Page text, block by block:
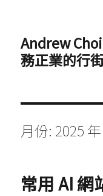
Andrew
務正業的行
月份: 2025
常用 AI 網